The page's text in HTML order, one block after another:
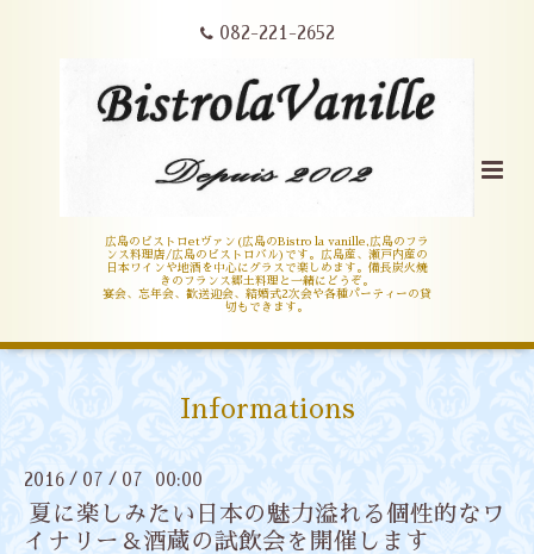
082-221-2652
広島のビストロetヴァン(広島のBistro la vanille,広島のフラ
ンス料理店/広島のビストロバル)です。広島産、瀬戸内産の
日本ワインや地酒を中心にグラスで楽しめます。備長炭火焼
きのフランス郷土料理と一緒にどうぞ。
宴会、忘年会、歓送迎会、結婚式2次会や各種パーティーの貸
切もできます。
Informations
2016 / 07 / 07 00:00
夏に楽しみたい日本の魅力溢れる個性的なワ
イナリー＆酒蔵の試飲会を開催します